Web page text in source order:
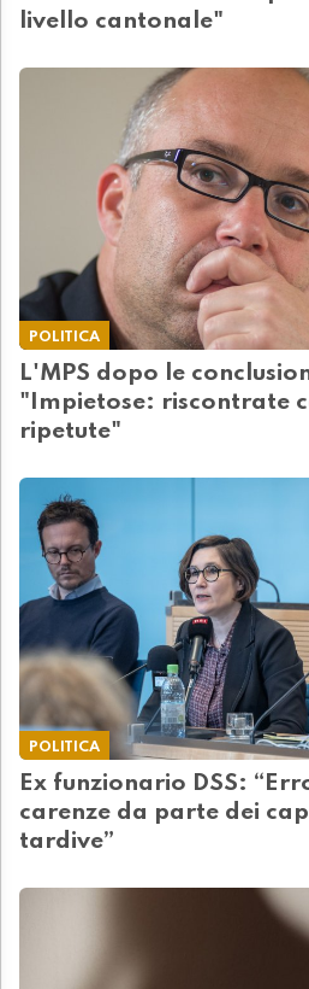
livello cantonale"
POLITICA
L'MPS dopo le
"Impietose: riscontrate
ripetute"
POLITICA
Ex funzionario DSS:
carenze da parte dei
tardive”